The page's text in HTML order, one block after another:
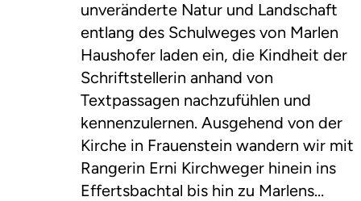
unveränderte Natur und Landschaft
entlang des Schulweges von Marlen
Haushofer laden ein, die Kindheit der
Schriftstellerin anhand von
Textpassagen nachzufühlen und
kennenzulernen. Ausgehend von der
Kirche in Frauenstein wandern wir mit
Rangerin Erni Kirchweger hinein ins
Effertsbachtal bis hin zu Marlens